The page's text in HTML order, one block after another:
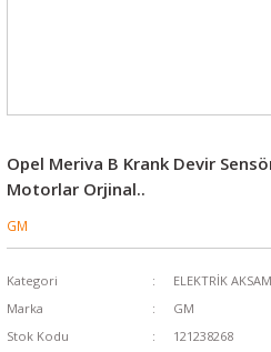
Opel Meriva B Krank Devir
Motorlar Orjinal..
GM
Kategori
ELEKTRİK
Marka
GM
Stok Kodu
121238268